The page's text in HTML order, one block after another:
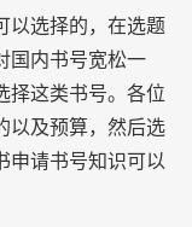
以选择的，在选题
国内书号宽松一
择这类书号。各位
以及预算，然后选
申请书号知识可以